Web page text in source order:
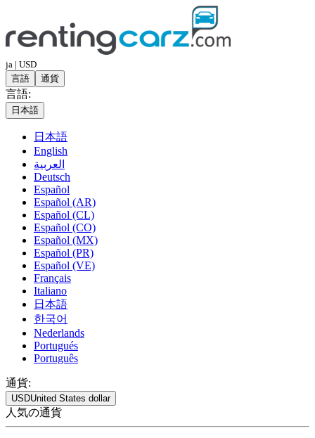
ja | USD
言語
通貨
言語:
日本語
日本語
English
العربية
Deutsch
Español
Español (AR)
Español (CL)
Español (CO)
Español (MX)
Español (PR)
Español (VE)
Français
Italiano
日本語
한국어
Nederlands
Portugués
Português
通貨:
USDUnited States dollar
人気の通貨